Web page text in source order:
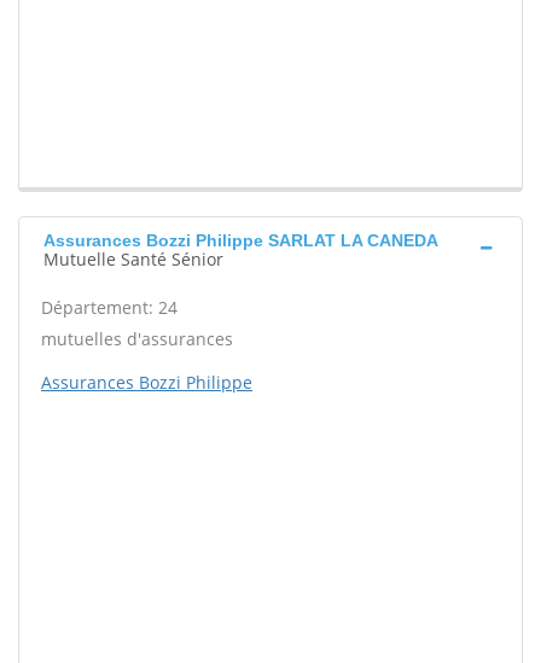
Assurances Bozzi Philippe SARLAT LA CANEDA
Mutuelle Santé Sénior
Département: 24
mutuelles d'assurances
Assurances Bozzi Philippe